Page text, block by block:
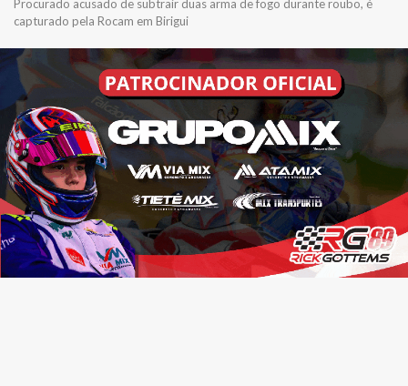
Procurado acusado de subtrair duas arma de fogo durante roubo, é
capturado pela Rocam em Birigui